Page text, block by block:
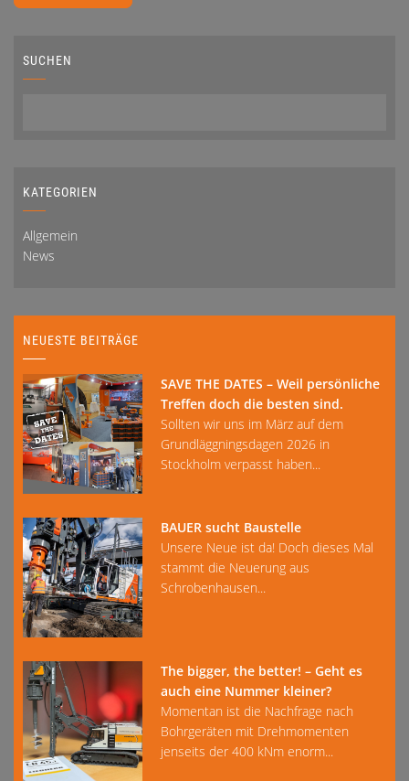
SUCHEN
KATEGORIEN
Allgemein
News
NEUESTE BEITRÄGE
SAVE THE DATES – Weil persönliche
Treffen doch die besten sind.
Sollten wir uns im März auf dem
Grundläggningsdagen 2026 in
Stockholm verpasst haben...
BAUER sucht Baustelle
Unsere Neue ist da! Doch dieses Mal
stammt die Neuerung aus
Schrobenhausen...
The bigger, the better! – Geht es
auch eine Nummer kleiner?
Momentan ist die Nachfrage nach
Bohrgeräten mit Drehmomenten
jenseits der 400 kNm enorm...